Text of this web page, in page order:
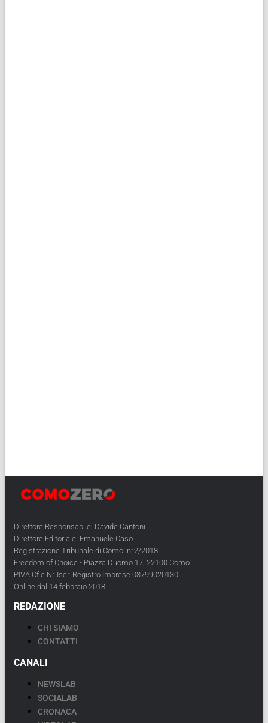
Direttore Responsabile: Davide Cantoni
Direttore Editoriale: Emanuele Caso
Registrazione Tribunale di Como: n°2/2018
Freedom of Choice - Piazza Duomo 17, 22100 Como
PIVA Cf e N° Iscr. Registro Imprese 03799020130
Online dal 14 febbraio 2018
REDAZIONE
CHI SIAMO
CONTATTI
CANALI
NEWSLAB
SOCIALAB
CRONACA